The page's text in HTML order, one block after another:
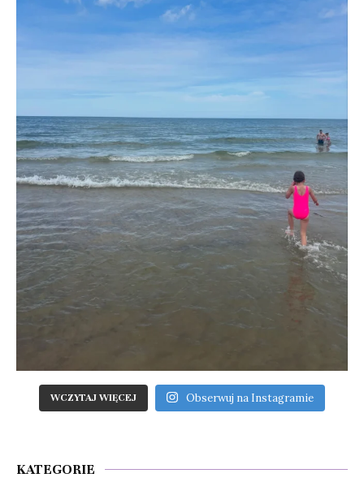
WCZYTAJ WIĘCEJ Obserwuj na Instagramie
KATEGORIE